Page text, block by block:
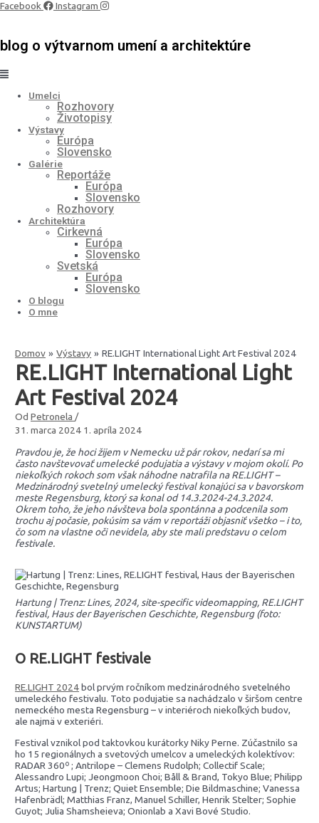
Preskočiť
Facebook Instagram
blog o výtvarnom umení a architektúre
Umelci
Rozhovory
Životopisy
Výstavy
Európa
Slovensko
Galérie
Reportáže
Európa
Slovensko
Rozhovory
Architektúra
Cirkevná
Európa
Slovensko
Svetská
Európa
Slovensko
O blogu
O mne
Domov Výstavy RE.LIGHT International Light Art Festival 2024
RE.LIGHT International Light
Art Festival 2024
Od Petronela /
31. marca 2024 1. apríla 2024
Pravdou je, že hoci žijem v Nemecku už pár rokov, nedarí sa mi
často navštevovať umelecké podujatia a výstavy v mojom okolí. Po
niekoľkých rokoch som však náhodne natrafila na RE.LIGHT –
Medzinárodný svetelný umelecký festival konajúci sa v bavorskom
meste Regensburg, ktorý sa konal od 14.3.2024-24.3.2024.
Okrem toho, že jeho návšteva bola spontánna a podcenila som
trochu aj počasie, pokúsim sa vám v reportáži objasniť všetko – i to,
čo som na vlastne oči nevidela, aby ste mali predstavu o celom
festivale.
Hartung | Trenz: Lines, 2024, site-specific videomapping, RE.LIGHT
festival, Haus der Bayerischen Geschichte, Regensburg (foto:
KUNSTARTUM)
O RE.LIGHT festivale
RE.LIGHT 2024bol prvým ročníkom medzinárodného svetelného
umeleckého festivalu. Toto podujatie sa nachádzalo v širšom centre
nemeckého mesta Regensburg – v interiéroch niekoľkých budov,
ale najmä v exteriéri.
Festival vznikol pod taktovkou kurátorky Niky Perne. Zúčastnilo sa
ho 15 regionálnych a svetových umelcov a umeleckých kolektívov:
RADAR 360º ; Antrilope – Clemens Rudolph; Collectif Scale;
Alessandro Lupi; Jeongmoon Choi; Båll & Brand, Tokyo Blue; Philipp
Artus; Hartung | Trenz; Quiet Ensemble; Die Bildmaschine; Vanessa
Hafenbrädl; Matthias Franz, Manuel Schiller, Henrik Stelter; Sophie
Guyot; Julia Shamsheieva; Onionlab a Xavi Bové Studio.